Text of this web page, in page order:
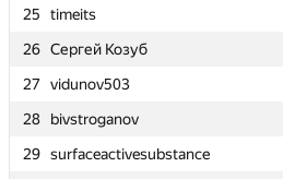
25
timeits
26 Сергей Козуб
27
vidunov503
28
bivstroganov
29 surfaceactivesubstance
25
timeits
26 Сергей Козуб
27
vidunov503
28
bivstroganov
29 surfaceactivesubstance